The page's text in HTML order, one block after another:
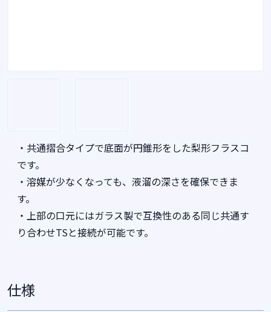
・共通摺合タイプで底面が円錐形をした梨形フラスコ
です。
・溶媒が少なくなっても、液溜の深さを確保できま
す。
・上部の口元にはガラス製で互換性のある同じ共通す
り合わせTSと接続が可能です。
仕様